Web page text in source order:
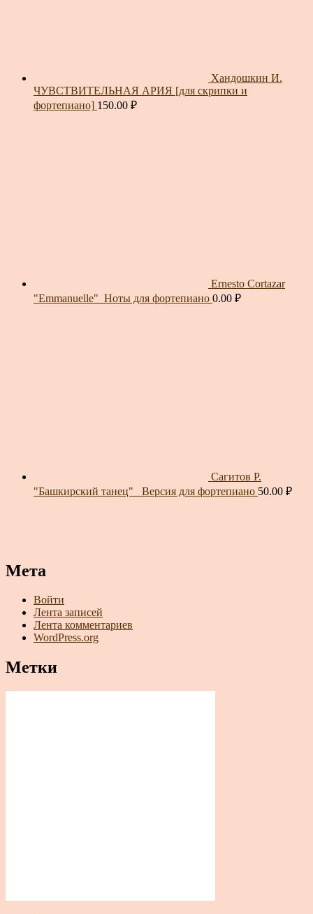
Хандошкин И.
ЧУВСТВИТЕЛЬНАЯ АРИЯ [для скрипки и
фортепиано] 150.00 ₽
Ernesto Cortazar
"Emmanuelle"_Ноты для фортепиано 0.00 ₽
Сагитов Р.
"Башкирский танец"_ Версия для фортепиано 50.00 ₽
Мета
Войти
Лента записей
Лента комментариев
WordPress.org
Метки